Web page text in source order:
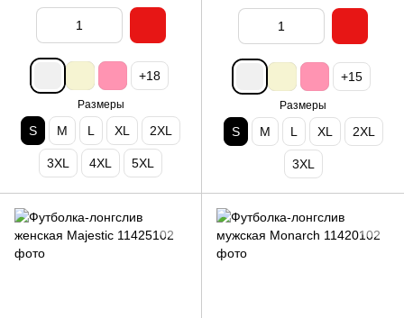
+18
Размеры
S M L XL 2XL
3XL 4XL 5XL
+15
Размеры
S M L XL 2XL
3XL